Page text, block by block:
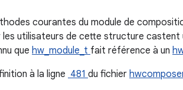
courantes du module de
les utilisateurs de cette structure castent
que hw_module_t fait référence à un
à la ligne 481 du fichier